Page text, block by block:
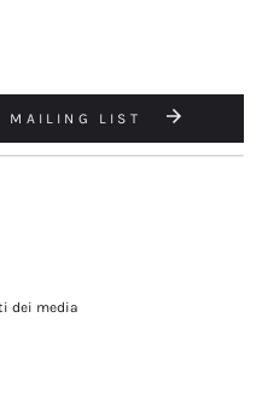
MAILING LIST
dei media